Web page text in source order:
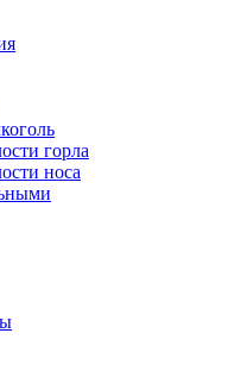
горла
носа